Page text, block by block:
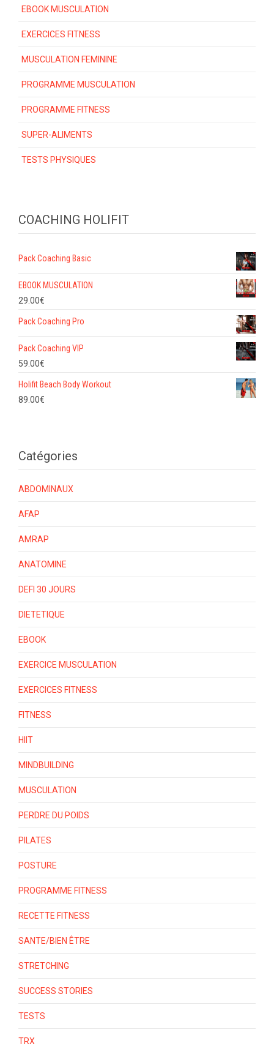
EBOOK MUSCULATION
EXERCICES FITNESS
MUSCULATION FEMININE
PROGRAMME MUSCULATION
PROGRAMME FITNESS
SUPER-ALIMENTS
TESTS PHYSIQUES
COACHING HOLIFIT
Pack Coaching Basic
EBOOK MUSCULATION
29.00€
Pack Coaching Pro
Pack Coaching VIP
59.00€
Holifit Beach Body Workout
89.00€
Catégories
ABDOMINAUX
AFAP
AMRAP
ANATOMINE
DEFI 30 JOURS
DIETETIQUE
EBOOK
EXERCICE MUSCULATION
EXERCICES FITNESS
FITNESS
HIIT
MINDBUILDING
MUSCULATION
PERDRE DU POIDS
PILATES
POSTURE
PROGRAMME FITNESS
RECETTE FITNESS
SANTE/BIEN ÊTRE
STRETCHING
SUCCESS STORIES
TESTS
TRX